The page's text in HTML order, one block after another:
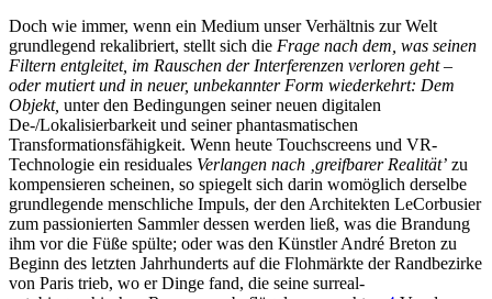
Doch wie immer, wenn ein Medium unser Verhältnis zur Welt
grundlegend rekalibriert, stellt sich die Frage nach dem, was seinen
Filtern entgleitet, im Rauschen der Interferenzen verloren geht –
oder mutiert und in neuer, unbekannter Form wiederkehrt: Dem
Objekt, unter den Bedingungen seiner neuen digitalen
De-/Lokalisierbarkeit und seiner phantasmatischen
Transformationsfähigkeit. Wenn heute Touchscreens und VR-
Technologie ein residuales Verlangen nach ‚greifbarer Realität’ zu
kompensieren scheinen, so spiegelt sich darin womöglich derselbe
grundlegende menschliche Impuls, der den Architekten LeCorbusier
zum passionierten Sammler dessen werden ließ, was die Brandung
ihm vor die Füße spülte; oder was den Künstler André Breton zu
Beginn des letzten Jahrhunderts auf die Flohmärkte der Randbezirke
von Paris trieb, wo er Dinge fand, die seine surreal-